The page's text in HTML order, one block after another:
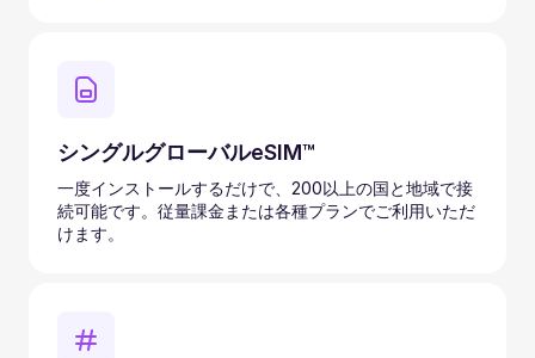
シングルグローバルeSIM™
一度インストールするだけで、200以上の国と地域で接
続可能です。従量課金または各種プランでご利用いただ
けます。